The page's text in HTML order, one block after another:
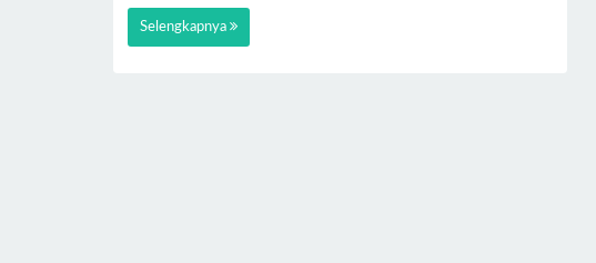
Selengkapnya